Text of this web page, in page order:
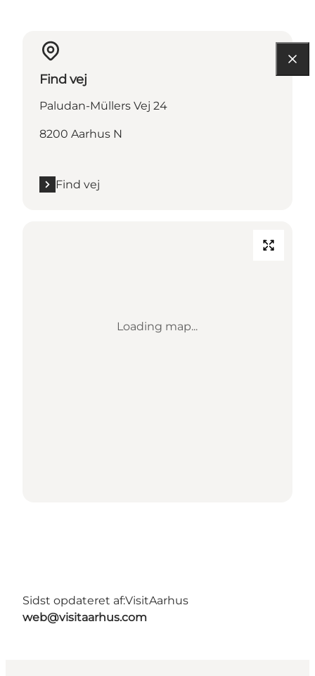
Find vej
Paludan-Mülle​rs Vej 24
8200 Aarhus N
Find vej
Loading map...
Sidst opdateret af:VisitAarhus
web@visitaarhus.com